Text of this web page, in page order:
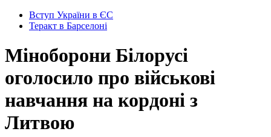
Вступ України в ЄС
Теракт в Барселоні
Міноборони Білорусі
оголосило про військові
навчання на кордоні з
Литвою